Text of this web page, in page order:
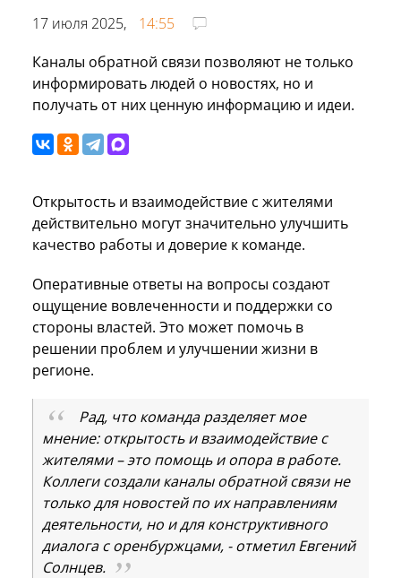
17 июля 2025,
14:55
Каналы обратной связи позволяют не только
информировать людей о новостях, но и
получать от них ценную информацию и идеи.
Открытость и взаимодействие с жителями
действительно могут значительно улучшить
качество работы и доверие к команде.
Оперативные ответы на вопросы создают
ощущение вовлеченности и поддержки со
стороны властей. Это может помочь в
решении проблем и улучшении жизни в
регионе.
Рад, что команда разделяет мое
мнение: открытость и взаимодействие с
жителями – это помощь и опора в работе.
Коллеги создали каналы обратной связи не
только для новостей по их направлениям
деятельности, но и для конструктивного
диалога с оренбуржцами, - отметил Евгений
Солнцев.